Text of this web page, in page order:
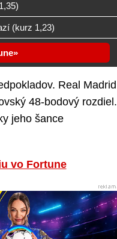
(kurz 1,23)
Real Madrid
48-bodový rozdiel.
jeho šance
vo Fortune